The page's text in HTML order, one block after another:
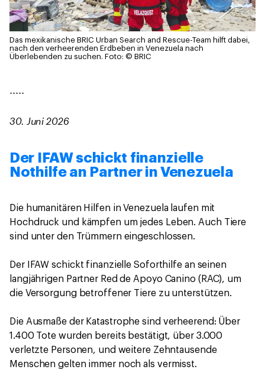
Das mexikanische BRIC Urban Search and Rescue-Team hilft dabei,
nach den verheerenden Erdbeben in Venezuela nach
Überlebenden zu suchen. Foto: © BRIC
-----
30. Juni 2026
Der IFAW schickt finanzielle
Nothilfe an Partner in Venezuela
Die humanitären Hilfen in Venezuela laufen mit
Hochdruck und kämpfen um jedes Leben. Auch Tiere
sind unter den Trümmern eingeschlossen.
Der IFAW schickt finanzielle Soforthilfe an seinen
langjährigen Partner Red de Apoyo Canino (RAC), um
die Versorgung betroffener Tiere zu unterstützen.
Die Ausmaße der Katastrophe sind verheerend: Über
1.400 Tote wurden bereits bestätigt, über 3.000
verletzte Personen, und weitere Zehntausende
Menschen gelten immer noch als vermisst.